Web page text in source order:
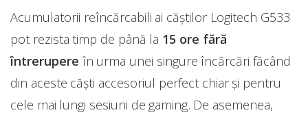
Acumulatorii reîncărcabili ai căștilor Logitech G533
pot rezista timp de până la 15 ore fără
întrerupere în urma unei singure încărcări făcând
din aceste căști accesoriul perfect chiar și pentru
cele mai lungi sesiuni de gaming. De asemenea,